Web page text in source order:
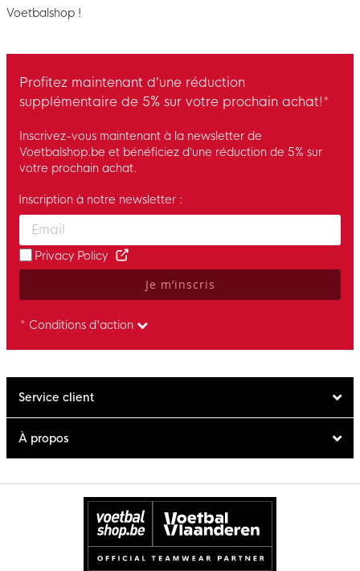
Voetbalshop !
Profitez maintenant d’une réduction
supplémentaire de 5% sur votre prochain achat!*
Inscrivez-vous maintenant à la newsletter de
Voetbalshop.be et bénéficiez d’une réduction de 5% sur
votre prochain achat.
Enter your email and accept the privacy policy to subscribe to
Inscription à notre newsletter :
Privacy Policy
Je m’inscris
* Conditions d'action
Service client
À propos